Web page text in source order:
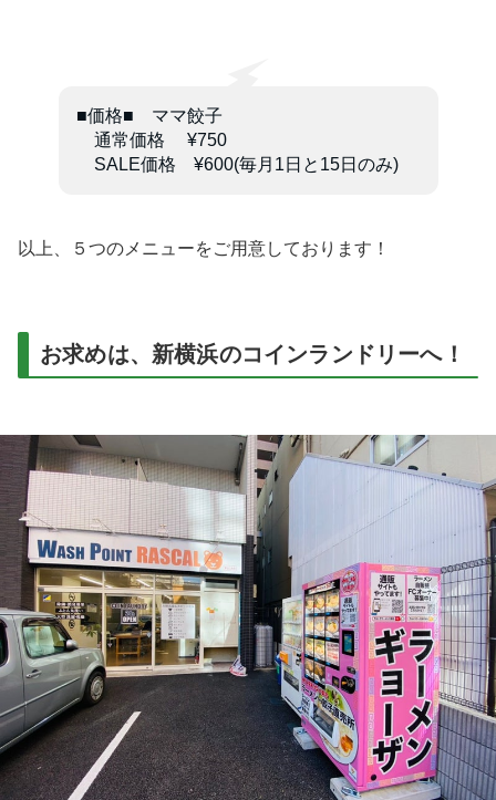
■価格■ ママ餃子
通常価格 ¥750
SALE価格 ¥600(毎月1日と15日のみ)
以上、５つのメニューをご用意しております！
お求めは、新横浜のコインランドリーへ！